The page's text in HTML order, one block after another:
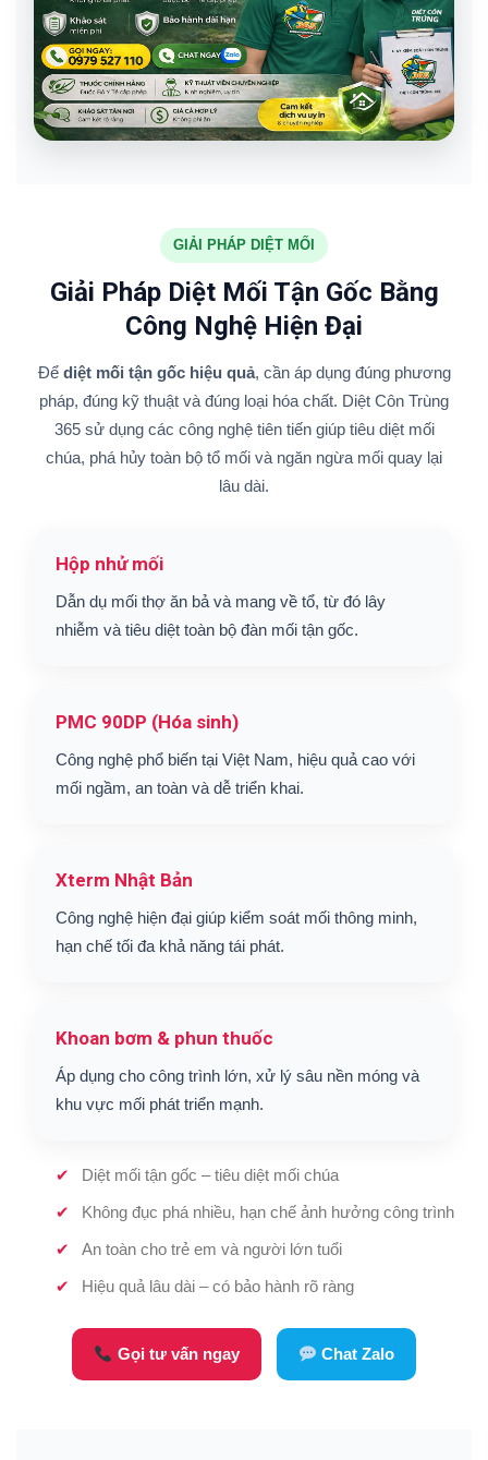
GIẢI PHÁP DIỆT MỐI
Giải Pháp Diệt Mối Tận Gốc Bằng
Công Nghệ Hiện Đại
Để diệt mối tận gốc hiệu quả, cần áp dụng đúng phương
pháp, đúng kỹ thuật và đúng loại hóa chất. Diệt Côn Trùng
365 sử dụng các công nghệ tiên tiến giúp tiêu diệt mối
chúa, phá hủy toàn bộ tổ mối và ngăn ngừa mối quay lại
lâu dài.
Hộp nhử mối
Dẫn dụ mối thợ ăn bả và mang về tổ, từ đó lây
nhiễm và tiêu diệt toàn bộ đàn mối tận gốc.
PMC 90DP (Hóa sinh)
Công nghệ phổ biến tại Việt Nam, hiệu quả cao với
mối ngầm, an toàn và dễ triển khai.
Xterm Nhật Bản
Công nghệ hiện đại giúp kiểm soát mối thông minh,
hạn chế tối đa khả năng tái phát.
Khoan bơm & phun thuốc
Áp dụng cho công trình lớn, xử lý sâu nền móng và
khu vực mối phát triển mạnh.
Diệt mối tận gốc – tiêu diệt mối chúa
Không đục phá nhiều, hạn chế ảnh hưởng công trình
An toàn cho trẻ em và người lớn tuổi
Hiệu quả lâu dài – có bảo hành rõ ràng
Gọi tư vấn ngay Chat Zalo